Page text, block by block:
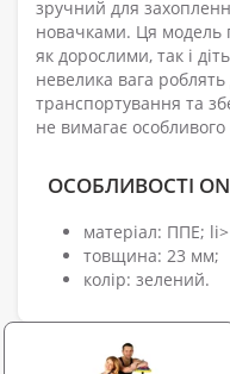
зручний для
новачками. Ця модель
як дорослими, так і
невелика вага
транспортування та
не вимагає
ОСОБЛИВОСТІ
матеріал: ППЕ; li>
товщина: 23 мм;
колір: зелений.